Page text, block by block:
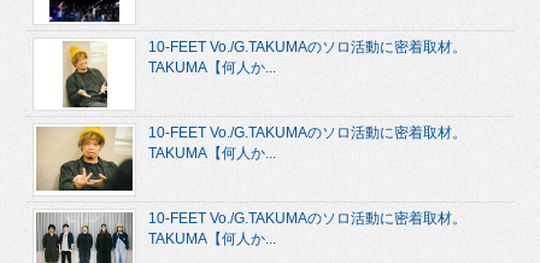
10-FEET Vo./G.TAKUMAのソロ活動に密着取材。
TAKUMA【何人か...
10-FEET Vo./G.TAKUMAのソロ活動に密着取材。
TAKUMA【何人か...
10-FEET Vo./G.TAKUMAのソロ活動に密着取材。
TAKUMA【何人か...